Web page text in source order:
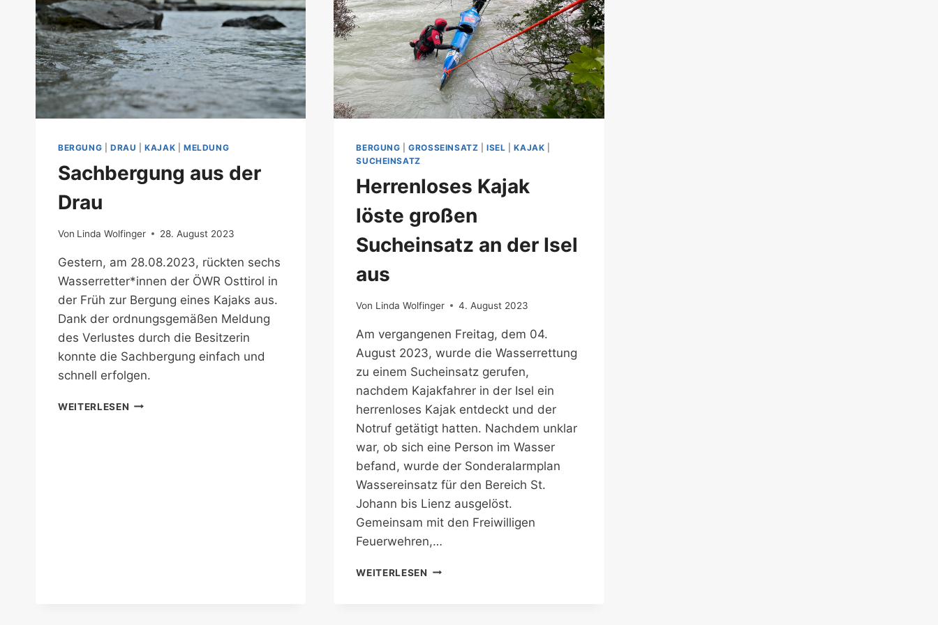
BERGUNG DRAU |KAJAK MELDUNG
Sachbergung aus der
Drau
Von Linda Wolfinger 28. August 2023
Gestern, am 28.08.2023, rückten sechs
Wasserretter*innen der ÖWR Osttirol in
der Früh zur Bergung eines Kajaks aus.
Dank der ordnungsgemäßen Meldung
des Verlustes durch die Besitzerin
konnte die Sachbergung einfach und
schnell erfolgen.
WEITERLESEN SACHBERGUNG
BERGUNG |GROSSEINSATZ |ISEL |KAJAK
SUCHEINSATZ
Herrenloses Kajak
löste großen
Sucheinsatz an der Isel
aus
Von Linda Wolfinger 4. August 2023
Am vergangenen Freitag, dem 04.
August 2023, wurde die Wasserrettung
zu einem Sucheinsatz gerufen,
nachdem Kajakfahrer in der Isel ein
herrenloses Kajak entdeckt und der
Notruf getätigt hatten. Nachdem unklar
war, ob sich eine Person im Wasser
befand, wurde der Sonderalarmplan
Wassereinsatz für den Bereich St.
Johann bis Lienz ausgelöst.
Gemeinsam mit den Freiwilligen
Feuerwehren,…
WEITERLESEN HERRENLOSES